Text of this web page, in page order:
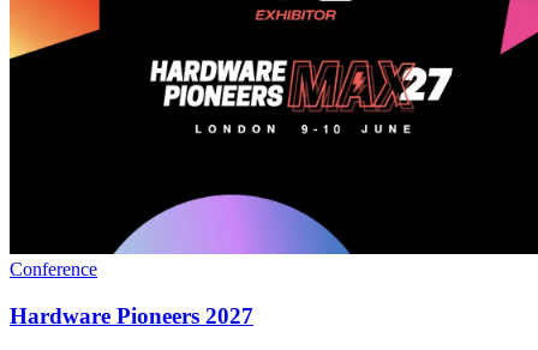
Conference
Hardware Pioneers 2027